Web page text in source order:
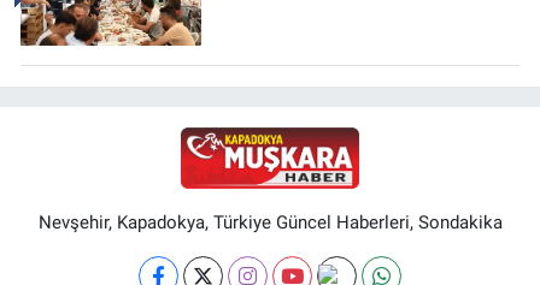
Nevşehir, Kapadokya, Türkiye Güncel Haberleri, Sondakika